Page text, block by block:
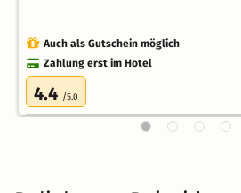
Auch als Gutschein möglich
Zahlung erst im Hotel
4.4 /5.0